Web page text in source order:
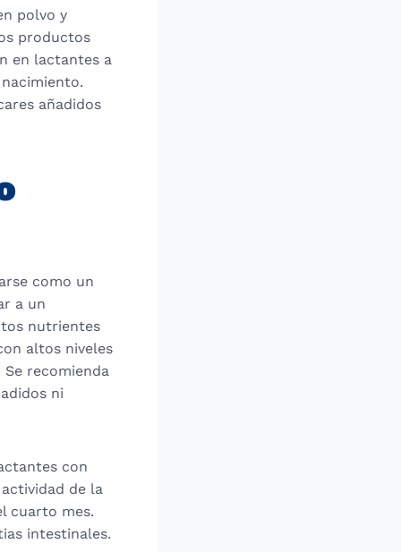
polvo y
productos
en lactantes a
añadidos
como un
a un
nutrientes
altos niveles
recomienda
ni
con
de la
cuarto mes.
intestinales.